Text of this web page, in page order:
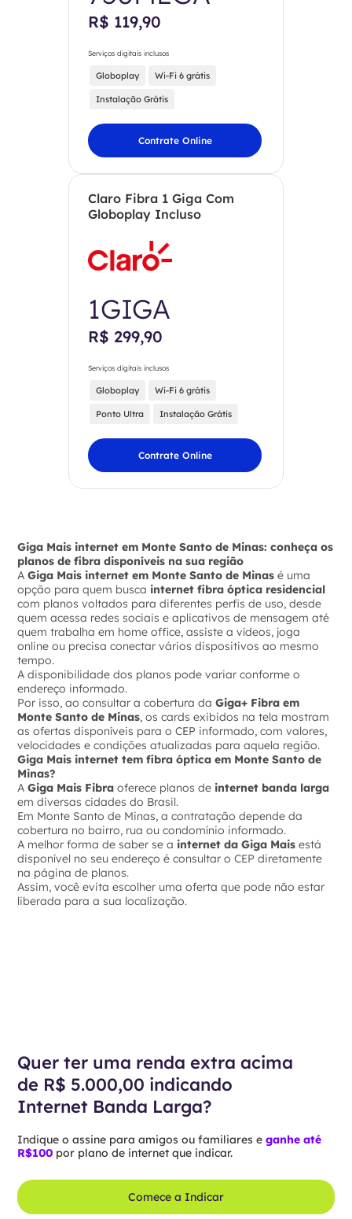
R$ 119,90
Serviços digitais inclusos
Globoplay Wi-Fi 6 grátis
Instalação Grátis
Contrate Online
Claro Fibra 1 Giga Com
Globoplay Incluso
1GIGA
R$ 299,90
Serviços digitais inclusos
Globoplay Wi-Fi 6 grátis
Ponto Ultra Instalação Grátis
Contrate Online
Giga Mais internet em Monte Santo de Minas: conheça os
planos de fibra disponíveis na sua região
AGiga Mais internet em Monte Santo de Minas é uma
opção para quem busca internet fibra óptica residencial
com planos voltados para diferentes perfis de uso, desde
quem acessa redes sociais e aplicativos de mensagem até
quem trabalha em home office, assiste a vídeos, joga
online ou precisa conectar vários dispositivos ao mesmo
tempo.
A disponibilidade dos planos pode variar conforme o
endereço informado.
Por isso, ao consultar a cobertura daGiga+ Fibra em
Monte Santo de Minas, os cards exibidos na tela mostram
as ofertas disponíveis para o CEP informado, com valores,
velocidades e condições atualizadas para aquela região.
Giga Mais internet tem fibra óptica em Monte Santo de
Minas?
AGiga Mais Fibra oferece planos de internet banda larga
em diversas cidades do Brasil.
Em Monte Santo de Minas, a contratação depende da
cobertura no bairro, rua ou condomínio informado.
A melhor forma de saber se a internet da Giga Mais está
disponível no seu endereço é consultar o CEP diretamente
na página de planos.
Assim, você evita escolher uma oferta que pode não estar
liberada para a sua localização.
Quer ter uma renda extra acima
de R$ 5.000,00 indicando
Internet Banda Larga?
Indique o assine para amigos ou familiares eganhe até
R$100 por plano de internet que indicar.
Comece a Indicar